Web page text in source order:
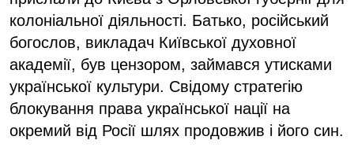
колоніальної діяльності. Батько, російський
богослов, викладач Київської духовної
академії, був цензором, займався утисками
української культури. Свідому стратегію
блокування права української нації на
окремий від Росії шлях продовжив і його син.